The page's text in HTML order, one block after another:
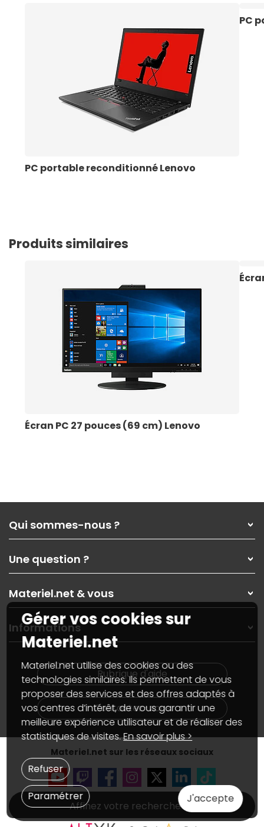
PC portable reconditionné Lenovo
PC
Produits similaires
Écran PC 27 pouces (69 cm) Lenovo
Affinez votre recherche
Qui sommes-nous ?
Nos services
Les magasins Materiel.net
Nos solutions pour les pros
Contactez-nous
Une question ?
Paiement, livraison
Garanties,Pack Zen
SAV, demander un retour
Informations
Guides d'achats et tutoriels
Materiel.net & vous
On répare votre PC portable
On rachète votre carte graphique
PC sur mesure : Votre RDV personnalisé
Materiel.net recrute
Notre programme d'affiliation
Partenariat & Sponsoring
Informations
Nos marques
Conditions générales de vente
Marketplace
Informations légales
Données personnelles
et cookies
Gérer vos cookies
Accessibilité : non conforme
Rubrique d'aide
Contactez-nous
Materiel.net sur les réseaux sociaux
Nos autres sites
Gérer vos cookies sur
Materiel.net
Materiel.net utilise des cookies ou des
technologies similaires. Ils permettent de vous
proposer des services et des offres adaptés à
vos centres d’intérêt, de vous garantir une
meilleure expérience utilisateur et de réaliser des
statistiques de visites.En savoir plus >
J'accepte
Paramétrer
Refuser